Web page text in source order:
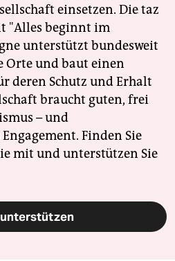
einsetzen. Die taz
"Alles beginnt im
unterstützt bundesweit
Orte und baut einen
deren Schutz und Erhalt
braucht guten, frei
– und
Finden Sie
mit und unterstützen Sie